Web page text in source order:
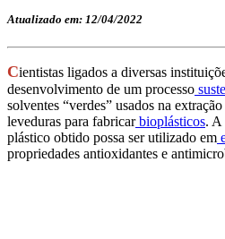
Atualizado em: 12/04/2022
Cientistas ligados a diversas
desenvolvimento de um processo
solventes “verdes” usados na
leveduras para fabricarbioplásticos. A
plástico obtido possa ser utilizado em
propriedades antioxidantes e